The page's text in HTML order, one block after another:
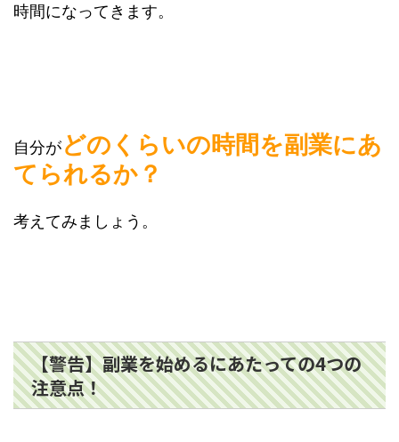
時間になってきます。
自分がどのくらいの時間を副業にあ
てられるか？
考えてみましょう。
【警告】副業を始めるにあたっての4つの
注意点！